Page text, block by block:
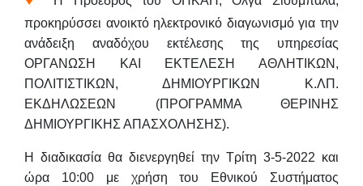
προκηρύσσει ανοικτό ηλεκτρονικό διαγωνισμό για την
ανάδειξη αναδόχου εκτέλεσης της υπηρεσίας
ΟΡΓΑΝΩΣΗ ΚΑΙ ΕΚΤΕΛΕΣΗ ΑΘΛΗΤΙΚΩΝ,
ΠΟΛΙΤΙΣΤΙΚΩΝ, ΔΗΜΙΟΥΡΓΙΚΩΝ Κ.ΛΠ.
ΕΚΔΗΛΩΣΕΩΝ (ΠΡΟΓΡΑΜΜΑ ΘΕΡΙΝΗΣ
ΔΗΜΙΟΥΡΓΙΚΗΣ ΑΠΑΣΧΟΛΗΣΗΣ).
Η διαδικασία θα διενεργηθεί την Τρίτη 3-5-2022 και
ώρα 10:00με χρήση του Εθνικού Συστήματος